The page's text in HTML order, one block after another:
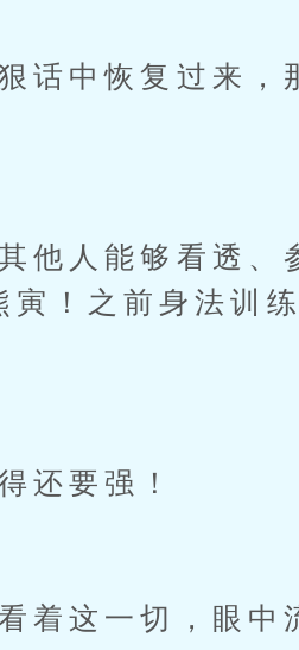
中恢复过来，
人能够看透、
！之前身法训
要强！
这一切，眼中